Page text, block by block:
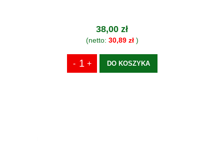
38,00 zł
(netto: 30,89 zł)
DO KOSZYKA